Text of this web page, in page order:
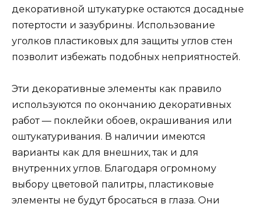
декоративной штукатурке остаются досадные
потертости и зазубрины. Использование
уголков пластиковых для защиты углов стен
позволит избежать подобных неприятностей.
Эти декоративные элементы как правило
используются по окончанию декоративных
работ — поклейки обоев, окрашивания или
оштукатуривания. В наличии имеются
варианты как для внешних, так и для
внутренних углов. Благодаря огромному
выбору цветовой палитры, пластиковые
элементы не будут бросаться в глаза. Они